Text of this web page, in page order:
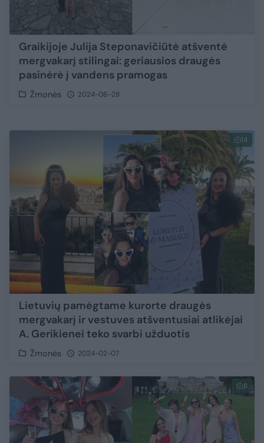
Graikijoje Julija Steponavičiūtė atšventė
mergvakarį stilingai: geriausios draugės
pasinėrė į vandens pramogas
Žmonės 2024-06-28
14
Lietuvių pamėgtame kurorte draugės
mergvakarį ir vestuves atšventusiai atlikėjai
A. Gerikienei teko svarbi užduotis
Žmonės 2024-02-07
8